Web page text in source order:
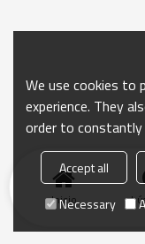
Inicio
We use cookies to
experience. They
order to
Accept all
Necessary